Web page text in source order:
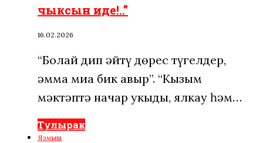
чыксын иде!..”
16.02.2026
“Болай дип әйтү дөрес түгелдер,
әмма миңа бик авыр”. “Кызым
мәктәптә начар укыды, ялкау һәм…
Тулырак
Язмыш